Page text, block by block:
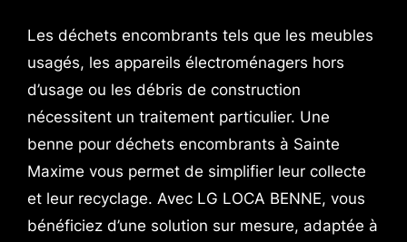
Les déchets encombrants tels que les meubles
usagés, les appareils électroménagers hors
d’usage ou les débris de construction
nécessitent un traitement particulier. Une
benne pour déchets encombrants à Sainte
Maxime vous permet de simplifier leur collecte
et leur recyclage. Avec LG LOCA BENNE, vous
bénéficiez d’une solution sur mesure, adaptée à